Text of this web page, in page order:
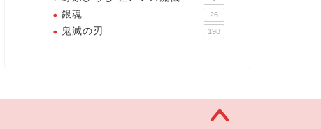
銀魂 26
鬼滅の刃 198